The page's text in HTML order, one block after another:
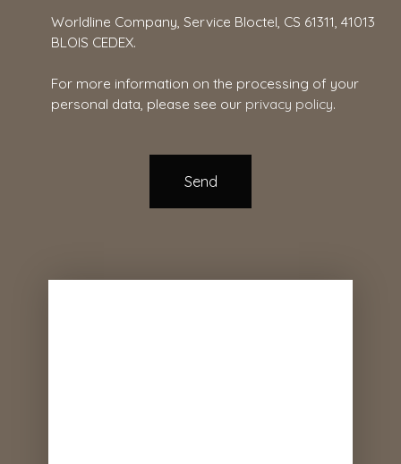
Worldline Company, Service Bloctel, CS 61311, 41013
BLOIS CEDEX.
For more information on the processing of your
personal data, please see our privacy policy.
Send